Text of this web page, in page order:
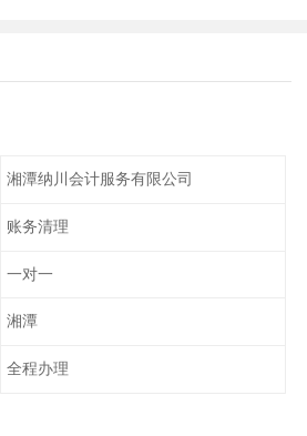
湘潭纳川会计服务有限公司
账务清理
一对一
湘潭
全程办理